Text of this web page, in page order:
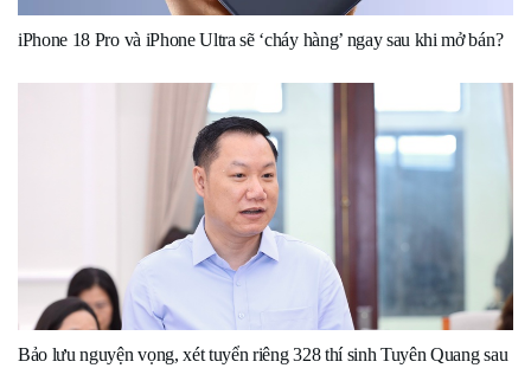
iPhone 18 Pro và iPhone Ultra sẽ ‘cháy hàng’ ngay sau khi mở bán?
Bảo lưu nguyện vọng, xét tuyển riêng 328 thí sinh Tuyên Quang sau